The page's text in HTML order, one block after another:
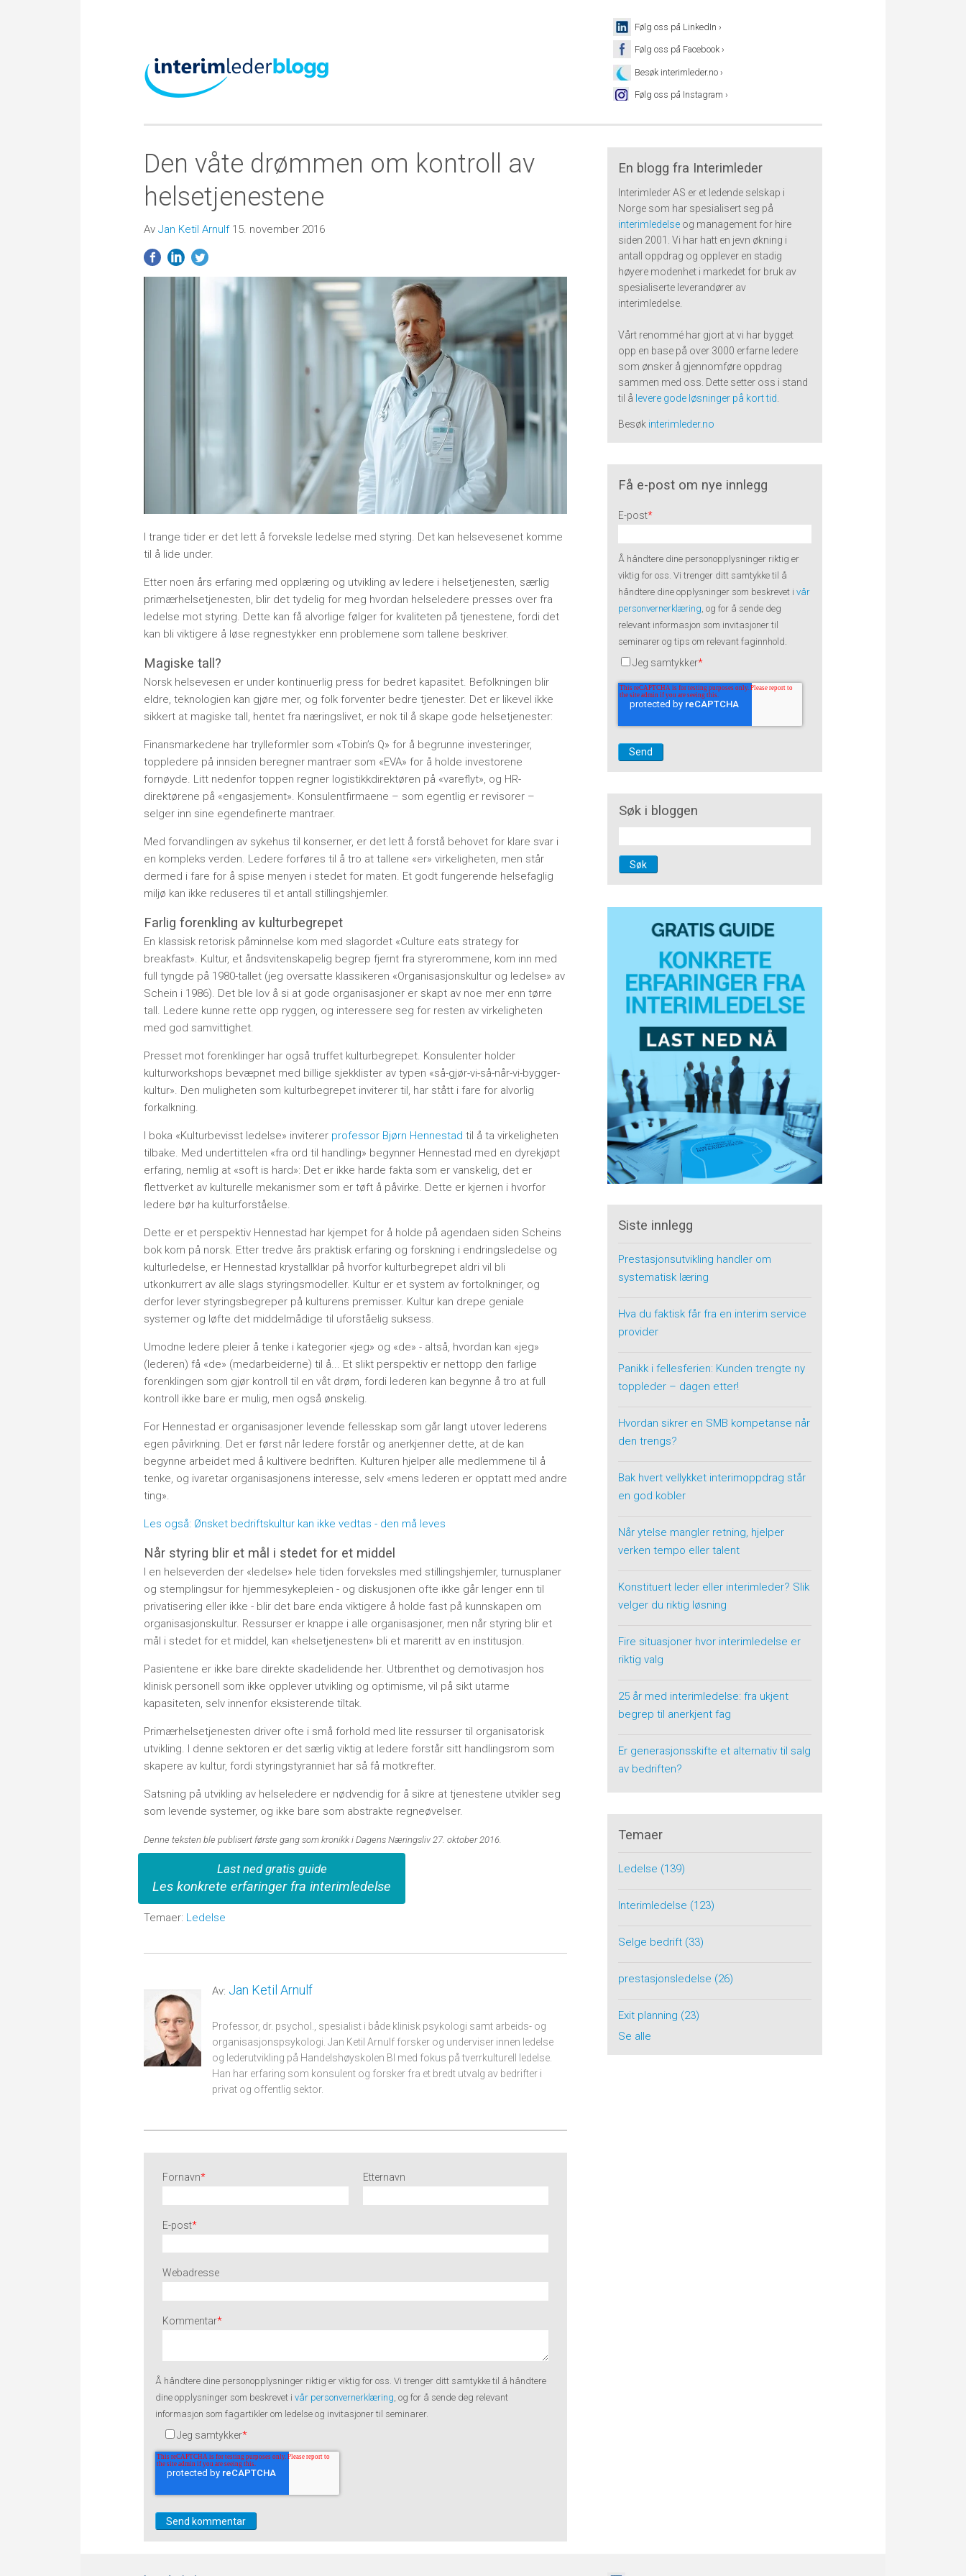
Følg oss på LinkedIn ›
Følg oss på Facebook ›
Besøk interimleder.no ›
Følg oss på Instagram ›
Den våte drømmen om kontroll av
helsetjenestene
Av Jan Ketil Arnulf15. november 2016
I trange tider er det lett å forveksle ledelse med styring. Det kan helsevesenet komme
til å lide under.
Etter noen års erfaring med opplæring og utvikling av ledere i helsetjenesten, særlig
primærhelsetjenesten, blir det tydelig for meg hvordan helseledere presses over fra
ledelse mot styring. Dette kan få alvorlige følger for kvaliteten på tjenestene, fordi det
kan bli viktigere å løse regnestykker enn problemene som tallene beskriver.
Magiske tall?
Norsk helsevesen er under kontinuerlig press for bedret kapasitet. Befolkningen blir
eldre, teknologien kan gjøre mer, og folk forventer bedre tjenester. Det er likevel ikke
sikkert at magiske tall, hentet fra næringslivet, er nok til å skape gode helsetjenester:
Finansmarkedene har trylleformler som «Tobin’s Q» for å begrunne investeringer,
toppledere på innsiden beregner mantraer som «EVA» for å holde investorene
fornøyde. Litt nedenfor toppen regner logistikkdirektøren på «vareflyt», og HR-
direktørene på «engasjement». Konsulentfirmaene – som egentlig er revisorer –
selger inn sine egendefinerte mantraer.
Med forvandlingen av sykehus til konserner, er det lett å forstå behovet for klare svar i
en kompleks verden. Ledere forføres til å tro at tallene «er» virkeligheten, men står
dermed i fare for å spise menyen i stedet for maten. Et godt fungerende helsefaglig
miljø kan ikke reduseres til et antall stillingshjemler.
Farlig forenkling av kulturbegrepet
En klassisk retorisk påminnelse kom med slagordet «Culture eats strategy for
breakfast». Kultur, et åndsvitenskapelig begrep fjernt fra styrerommene, kom inn med
full tyngde på 1980-tallet (jeg oversatte klassikeren «Organisasjonskultur og ledelse» av
Schein i 1986). Det ble lov å si at gode organisasjoner er skapt av noe mer enn tørre
tall. Ledere kunne rette opp ryggen, og interessere seg for resten av virkeligheten
med god samvittighet.
Presset mot forenklinger har også truffet kulturbegrepet. Konsulenter holder
kulturworkshops bevæpnet med billige sjekklister av typen «så-gjør-vi-så-når-vi-bygger-
kultur». Den muligheten som kulturbegrepet inviterer til, har stått i fare for alvorlig
forkalkning.
I boka «Kulturbevisst ledelse» inviterer professor Bjørn Hennestad til å ta virkeligheten
tilbake. Med undertittelen «fra ord til handling» begynner Hennestad med en dyrekjøpt
erfaring, nemlig at «soft is hard»: Det er ikke harde fakta som er vanskelig, det er
flettverket av kulturelle mekanismer som er tøft å påvirke. Dette er kjernen i hvorfor
ledere bør ha kulturforståelse.
Dette er et perspektiv Hennestad har kjempet for å holde på agendaen siden Scheins
bok kom på norsk. Etter tredve års praktisk erfaring og forskning i endringsledelse og
kulturledelse, er Hennestad krystallklar på hvorfor kulturbegrepet aldri vil bli
utkonkurrert av alle slags styringsmodeller. Kultur er et system av fortolkninger, og
derfor lever styringsbegreper på kulturens premisser. Kultur kan drepe geniale
systemer og løfte det middelmådige til uforståelig suksess.
Umodne ledere pleier å tenke i kategorier «jeg» og «de» - altså, hvordan kan «jeg»
(lederen) få «de» (medarbeiderne) til å... Et slikt perspektiv er nettopp den farlige
forenklingen som gjør kontroll til en våt drøm, fordi lederen kan begynne å tro at full
kontroll ikke bare er mulig, men også ønskelig.
For Hennestad er organisasjoner levende fellesskap som går langt utover lederens
egen påvirkning. Det er først når ledere forstår og anerkjenner dette, at de kan
begynne arbeidet med å kultivere bedriften. Kulturen hjelper alle medlemmene til å
tenke, og ivaretar organisasjonens interesse, selv «mens lederen er opptatt med andre
ting».
Les også: Ønsket bedriftskultur kan ikke vedtas - den må leves
Når styring blir et mål i stedet for et middel
I en helseverden der «ledelse» hele tiden forveksles med stillingshjemler, turnusplaner
og stemplingsur for hjemmesykepleien - og diskusjonen ofte ikke går lenger enn til
privatisering eller ikke - blir det bare enda viktigere å holde fast på kunnskapen om
organisasjonskultur. Ressurser er knappe i alle organisasjoner, men når styring blir et
mål i stedet for et middel, kan «helsetjenesten» bli et mareritt av en institusjon.
Pasientene er ikke bare direkte skadelidende her. Utbrenthet og demotivasjon hos
klinisk personell som ikke opplever utvikling og optimisme, vil på sikt utarme
kapasiteten, selv innenfor eksisterende tiltak.
Primærhelsetjenesten driver ofte i små forhold med lite ressurser til organisatorisk
utvikling. I denne sektoren er det særlig viktig at ledere forstår sitt handlingsrom som
skapere av kultur, fordi styringstyranniet har så få motkrefter.
Satsning på utvikling av helseledere er nødvendig for å sikre at tjenestene utvikler seg
som levende systemer, og ikke bare som abstrakte regneøvelser.
Denne teksten ble publisert første gang som kronikk i Dagens Næringsliv 27. oktober 2016.
Last ned gratis guide
Les konkrete erfaringer fra interimledelse
Temaer: Ledelse
Av: Jan Ketil Arnulf
Professor, dr. psychol., spesialist i både klinisk psykologi samt arbeids- og
organisasjonspsykologi. Jan Ketil Arnulf forsker og underviser innen ledelse
og lederutvikling på Handelshøyskolen BI med fokus på tverrkulturell ledelse.
Han har erfaring som konsulent og forsker fra et bredt utvalg av bedrifter i
privat og offentlig sektor.
Fornavn* Etternavn
E-post*
Webadresse
Kommentar*
Å håndtere dine personopplysninger riktig er viktig for oss. Vi trenger ditt samtykke til å håndtere
dine opplysninger som beskrevet i vår personvernerklæring, og for å sende deg relevant
informasjon som fagartikler om ledelse og invitasjoner til seminarer.
Jeg samtykker*
En blogg fra Interimleder
Interimleder AS er et ledende selskap i
Norge som har spesialisert seg på
interimledelse og management for hire
siden 2001. Vi har hatt en jevn økning i
antall oppdrag og opplever en stadig
høyere modenhet i markedet for bruk av
spesialiserte leverandører av
interimledelse.
Vårt renommé har gjort at vi har bygget
opp en base på over 3000 erfarne ledere
som ønsker å gjennomføre oppdrag
sammen med oss. Dette setter oss i stand
til å levere gode løsninger på kort tid
Besøk interimleder.no
Få e-post om nye innlegg
E-post*
Å håndtere dine personopplysninger riktig er
viktig for oss. Vi trenger ditt samtykke til å
håndtere dine opplysninger som beskrevet ivår
personvernerklæring , og for å sende deg
relevant informasjon som invitasjoner til
seminarer og tips om relevant faginnhold.
Jeg samtykker*
Søk i bloggen
Søk
Siste innlegg
Prestasjonsutvikling handler om
systematisk læring
Hva du faktisk får fra en interim service
provider
Panikk i fellesferien: Kunden trengte ny
toppleder – dagen etter!
Hvordan sikrer en SMB kompetanse når
den trengs?
Bak hvert vellykket interimoppdrag står
en god kobler
Når ytelse mangler retning, hjelper
verken tempo eller talent
Konstituert leder eller interimleder? Slik
velger du riktig løsning
Fire situasjoner hvor interimledelse er
riktig valg
25 år med interimledelse: fra ukjent
begrep til anerkjent fag
Er generasjonsskifte et alternativ til salg
av bedriften?
Temaer
Ledelse (139)
Interimledelse (123)
Selge bedrift (33)
prestasjonsledelse (26)
Exit planning (23)
Se alle